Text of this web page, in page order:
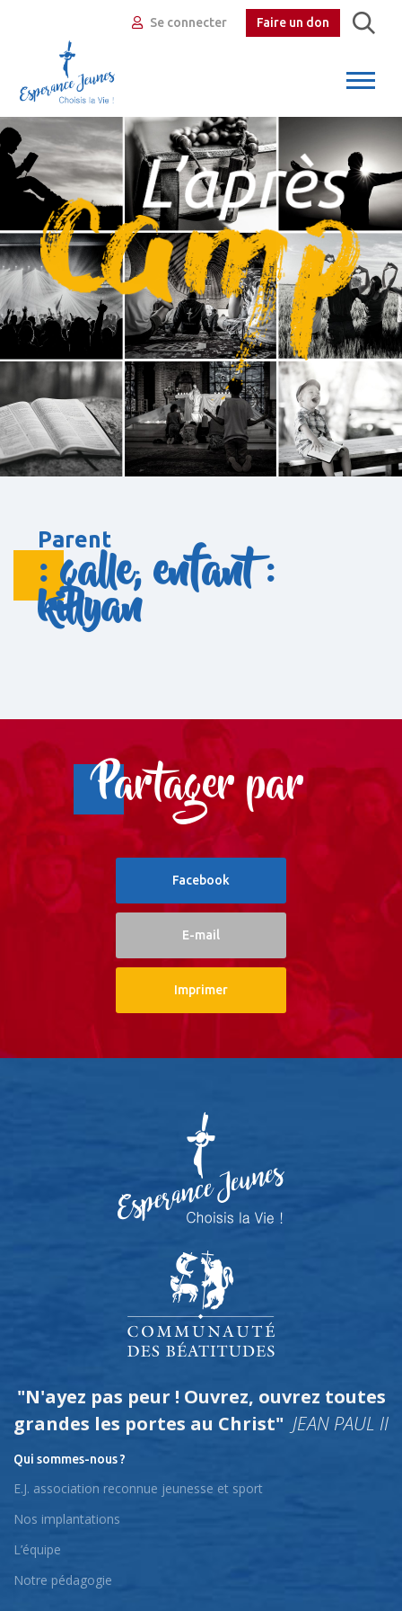
Se connecter Faire un don
Parent
: galle; enfant :
killyan
Partager par
Facebook
E-mail
Imprimer
"N'ayez pas peur ! Ouvrez, ouvrez toutes
grandes les portes au Christ" JEAN PAUL II
Qui sommes-nous ?
E.J. association reconnue jeunesse et sport
Nos implantations
L’équipe
Notre pédagogie